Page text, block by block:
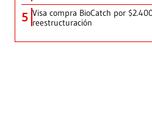
5 Visa compra BioCatch por
reestructuración